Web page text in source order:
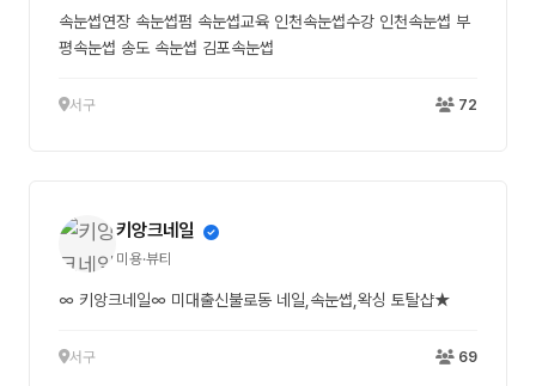
속눈썹연장 속눈썹펌 속눈썹교육 인천속눈썹수강 인천속눈썹 부
평속눈썹 송도 속눈썹 김포속눈썹
서구 72
키앙크네일
미용·뷰티
∞ 키앙크네일∞ 미대출신불로동 네일,속눈썹,왁싱 토탈샵★
서구 69